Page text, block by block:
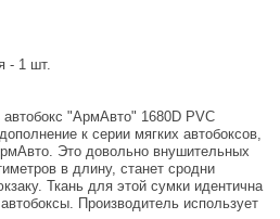
- 1 шт.
"АрмАвто" 1680D PVC
к серии мягких автобоксов,
Это довольно внушительных
в длину, станет сродни
Ткань для этой сумки идентична
Производитель использует